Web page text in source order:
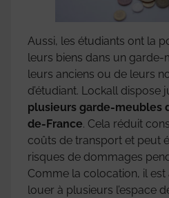
Aussi, les étudiants ont la
leurs biens dans un
leurs anciens ou de leurs
d’étudiant. Lockall dispose
plusieurs garde-meubles
de-France. Cela réduit
coûts de transport et peut
risques de dommages
Comme la colocation, il
louer à plusieurs l’espace